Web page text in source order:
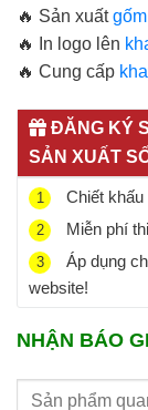
🔥 Sản xuất
🔥 In logo lên
🔥 Cung cấp
ĐĂNG KÝ
SẢN XUẤT
1 Chiết
2 Miễn phí
3
Áp dụng
website!
NHẬN BÁO